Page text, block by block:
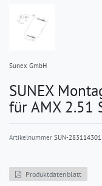
Sunex GmbH
SUNEX
für AMX 2.51
Artikelnummer SUN-283114301
Produktdatenblatt